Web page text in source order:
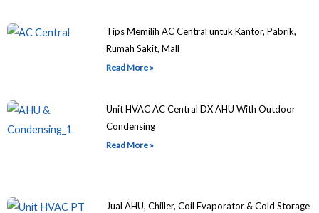
Tips Memilih AC Central untuk Kantor, Pabrik,
Rumah Sakit, Mall
Read More »
Unit HVAC AC Central DX AHU With Outdoor
Condensing
Read More »
Jual AHU, Chiller, Coil Evaporator & Cold Storage